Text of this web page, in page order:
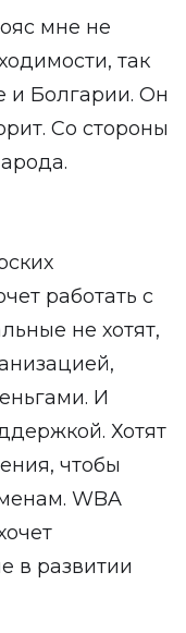
мне не
так
и Болгарии. Он
Со стороны
работать с
не хотят,
И
Хотят
чтобы
WBA
в развитии